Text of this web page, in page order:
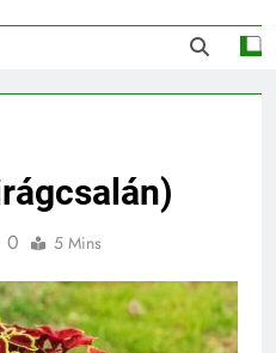
|
És
0 5 Mins